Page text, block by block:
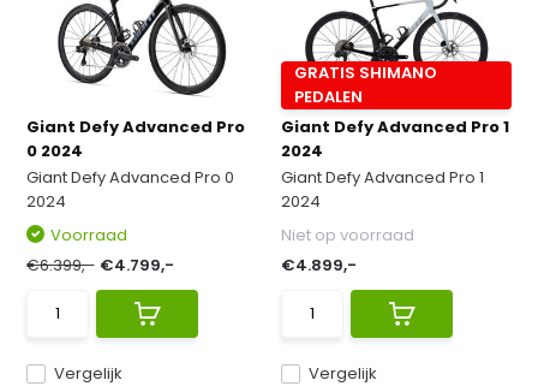
Giant Defy Advanced Pro
0 2024
Giant Defy Advanced Pro 0
2024
Vergelijk
Voorraad
€6.399,- €4.799,-
GRATIS SHIMANO
PEDALEN
Giant Defy Advanced Pro 1
2024
Giant Defy Advanced Pro 1
2024
Vergelijk
Niet op voorraad
€4.899,-